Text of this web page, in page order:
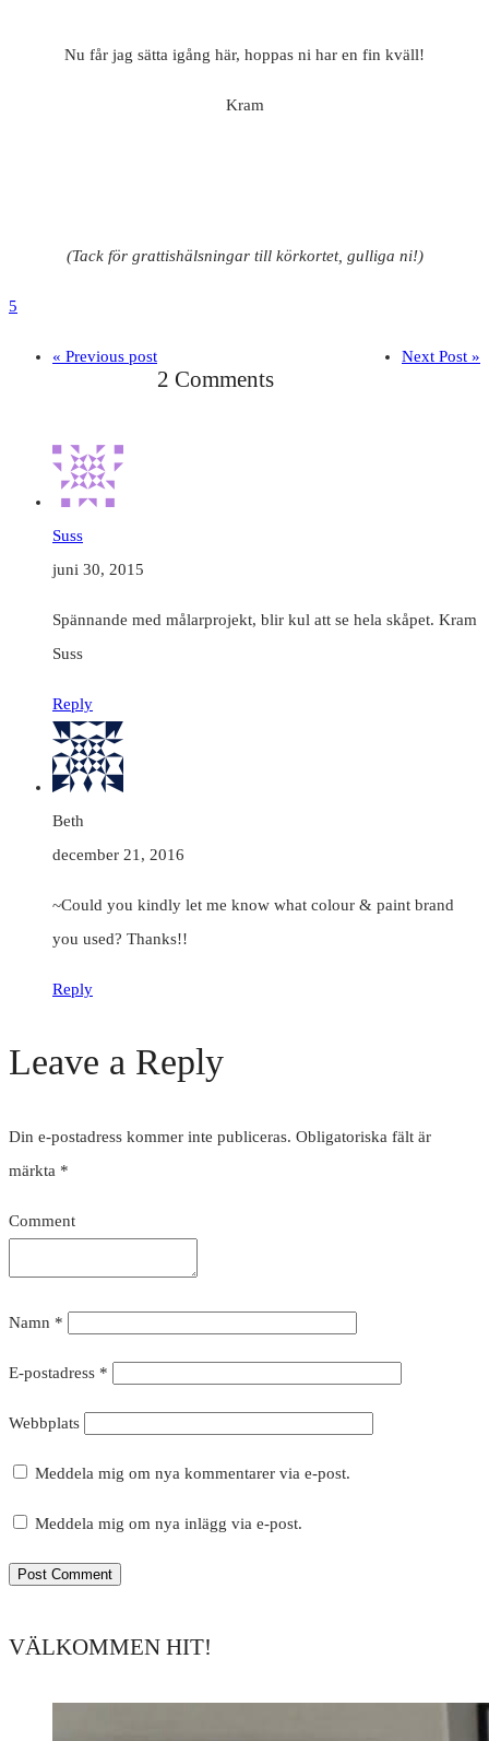
Nu får jag sätta igång här, hoppas ni har en fin kväll!
Kram
(Tack för grattishälsningar till körkortet, gulliga ni!)
5
« Previous post Next Post »
2 Comments
Suss
juni 30, 2015
Spännande med målarprojekt, blir kul att se hela skåpet. Kram
Suss
Reply
Beth
december 21, 2016
~Could you kindly let me know what colour & paint brand
you used? Thanks!!
Reply
Leave a Reply
Din e-postadress kommer inte publiceras. Obligatoriska fält är
märkta *
Comment
Namn *
E-postadress *
Webbplats
Meddela mig om nya kommentarer via e-post.
Meddela mig om nya inlägg via e-post.
VÄLKOMMEN HIT!